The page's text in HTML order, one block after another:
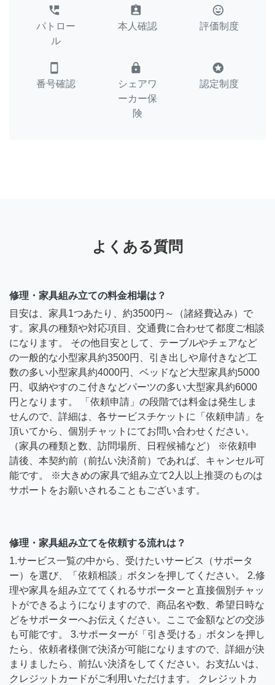
perm_phone_msg
パトロー
ル
assignment_ind
本人確認
tag_faces
評価制度
smartphone
番号確認
lock
シェアワ
ーカー保
険
stars
認定制度
よくある質問
修理・家具組み立ての料金相場は？
目安は、家具1つあたり、約3500円～（諸経費込み）で
す。家具の種類や対応項目、交通費に合わせて都度ご相談
になります。 その他目安として、テーブルやチェアなど
の一般的な小型家具約3500円、引き出しや扉付きなど工
数の多い小型家具約4000円、ベッドなど大型家具約5000
円、収納やすのこ付きなどパーツの多い大型家具約6000
円となります。 「依頼申請」の段階では料金は発生しま
せんので、詳細は、各サービスチケットに「依頼申請」を
頂いてから、個別チャットにてお問い合わせください。
（家具の種類と数、訪問場所、日程候補など） ※依頼申
請後、本契約前（前払い決済前）であれば、キャンセル可
能です。 ※大きめの家具で組み立て2人以上推奨のものは
サポートをお願いされることもございます。
修理・家具組み立てを依頼する流れは？
1.サービス一覧の中から、受けたいサービス（サポータ
ー）を選び、「依頼相談」ボタンを押してください。 2.修
理や家具を組み立ててくれるサポーターと直接個別チャッ
トができるようになりますので、商品名や数、希望日時な
どをサポーターへお伝えください。ここで金額などの交渉
も可能です。 3.サポーターが「引き受ける」ボタンを押し
たら、依頼者様側で決済が可能になりますので、詳細が決
まりましたら、前払い決済をしてください。お支払いは、
クレジットカードがご利用いただけます。 クレジットカ